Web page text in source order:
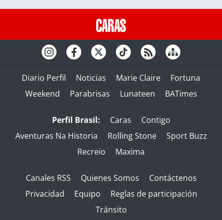
Diario Perfil Noticias Marie Claire
Fortuna
Weekend
Parabrisas Lunateen BATimes
Perfil Brasil: Caras
Contigo
Aventuras Na Historia
Rolling Stone
Sport Buzz
Recreio
Maxima
Canales RSS Quienes Somos
Contáctenos
Privacidad
Equipo
Reglas de participación
Tránsito